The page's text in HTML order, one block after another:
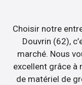
Choisir notre
Douvrin (62),
marché. Nous
excellent grâce à
de matériel de